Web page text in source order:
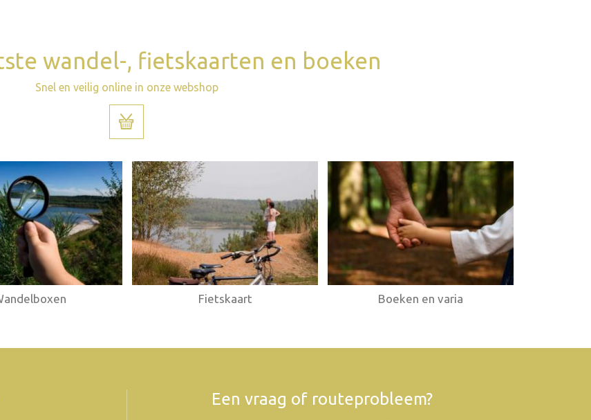
wandel-, fietskaarten en boeken
Snel en veilig online in onze webshop
Fietskaart Boeken en varia
Een vraag of routeprobleem?